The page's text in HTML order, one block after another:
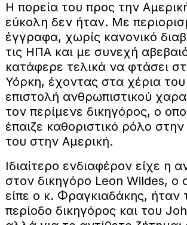
Η πορεία του προς την
εύκολη δεν ήταν. Με
έγγραφα, χωρίς κανονικό
τις ΗΠΑ και με συνεχή
κατάφερε τελικά να φτάσει
Υόρκη, έχοντας στα χέρια του
επιστολή ανθρωπιστικού
τον περίμενε δικηγόρος, ο
έπαιζε καθοριστικό ρόλο
του στην Αμερική.
Ιδιαίτερο ενδιαφέρον είχε η
στον δικηγόρο Leon Wildes, ο
είπε ο κ. Φραγκιαδάκης, ήταν
περίοδο δικηγόρος και του